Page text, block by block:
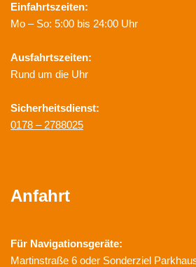
Einfahrtszeiten:
Mo – So: 5:00 bis 24:00 Uhr
Ausfahrtszeiten:
Rund um die Uhr
Sicherheitsdienst:
0178 – 2788025
Anfahrt
Für Navigationsgeräte:
Martinstraße 6 oder Sonderziel